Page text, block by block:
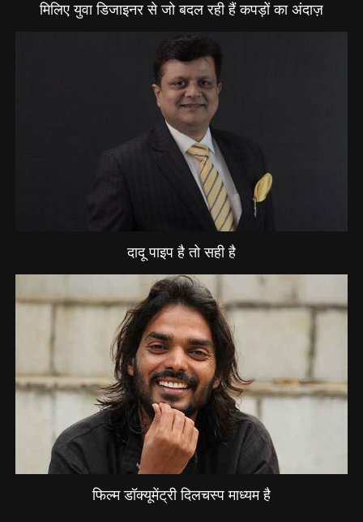
मिलिए युवा डिजाइनर से जो बदल रही हैं कपड़ों का अंदाज़
दादू पाइप है तो सही है
फिल्म डॉक्यूमेंट्री दिलचस्प माध्यम है